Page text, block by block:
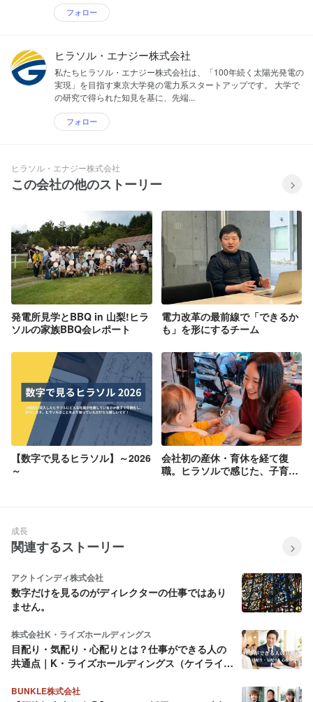
フォロー
ヒラソル・エナジー株式会社
私たちヒラソル・エナジー株式会社は、「100年続く太陽光発電の
実現」を目指す東京大学発の電力系スタートアップです。 大学で
の研究で得られた知見を基に、先端...
フォロー
ヒラソル・エナジー株式会社
この会社の他のストーリー
発電所見学とBBQ in 山梨!ヒラ
ソルの家族BBQ会レポート
電力改革の最前線で「できるか
も」を形にするチーム
【数字で見るヒラソル】～2026
～
会社初の産休・育休を経て復
職。ヒラソルで感じた、子育て
成長
関連するストーリー
アクトインディ株式会社
数字だけを見るのがディレクターの仕事ではあり
ません。
株式会社K・ライズホールディングス
目配り・気配り・心配りとは？仕事ができる人の
共通点｜K・ライズホールディングス（ケイライ
BUNKLE株式会社